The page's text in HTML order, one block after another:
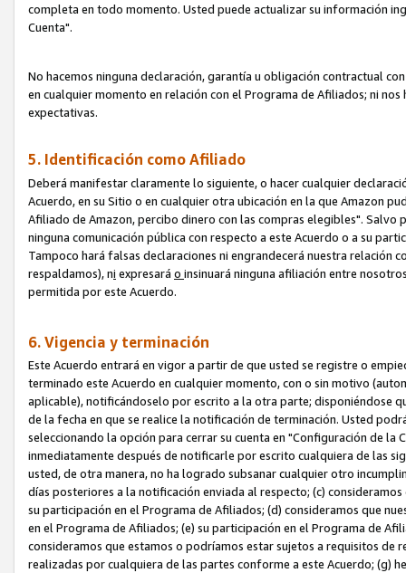
completa en todo momento. Usted puede actualizar su información
Cuenta".
No hacemos ninguna declaración, garantía u obligación contractual
en cualquier momento en relación con el Programa de Afiliados; ni
expectativas.
5. Identificación como Afiliado
Deberá manifestar claramente lo siguiente, o hacer cualquier
Acuerdo, en su Sitio o en cualquier otra ubicación en la que Amazon
Afiliado de Amazon, percibo dinero con las compras elegibles". Salvo
ninguna comunicación pública con respecto a este Acuerdo o a su
Tampoco hará falsas declaraciones ni engrandecerá nuestra relación
respaldamos), ni expresará o insinuará ninguna afiliación entre
permitida por este Acuerdo.
6. Vigencia y terminación
Este Acuerdo entrará en vigor a partir de que usted se registre o
terminado este Acuerdo en cualquier momento, con o sin motivo
aplicable), notificándoselo por escrito a la otra parte; disponiéndose
de la fecha en que se realice la notificación de terminación. Usted
seleccionando la opción para cerrar su cuenta en "Configuración de
inmediatamente después de notificarle por escrito cualquiera de las
usted, de otra manera, no ha logrado subsanar cualquier otro
días posteriores a la notificación enviada al respecto; (c)
su participación en el Programa de Afiliados; (d) consideramos que
en el Programa de Afiliados; (e) su participación en el Programa de
consideramos que estamos o podríamos estar sujetos a requisitos de
realizadas por cualquiera de las partes conforme a este Acuerdo; (g)